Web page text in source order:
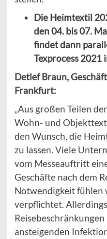
Die Heimtextil
den 04. bis 07.
findet dann
Texprocess
Detlef Braun,
Frankfurt:
„Aus großen Teilen
Wohn- und
den Wunsch, die
zu lassen. Viele
vom Messeauftritt
Geschäfte nach dem
Notwendigkeit fühlen
verpflichtet.
ansteigenden